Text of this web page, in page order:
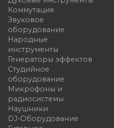
Коммутация
Звуковое
оборудование
Народные
инструменты
Генераторы эффектов
Студийное
оборудование
Микрофоны и
радиосистемы
Наушники
DJ-Оборудование